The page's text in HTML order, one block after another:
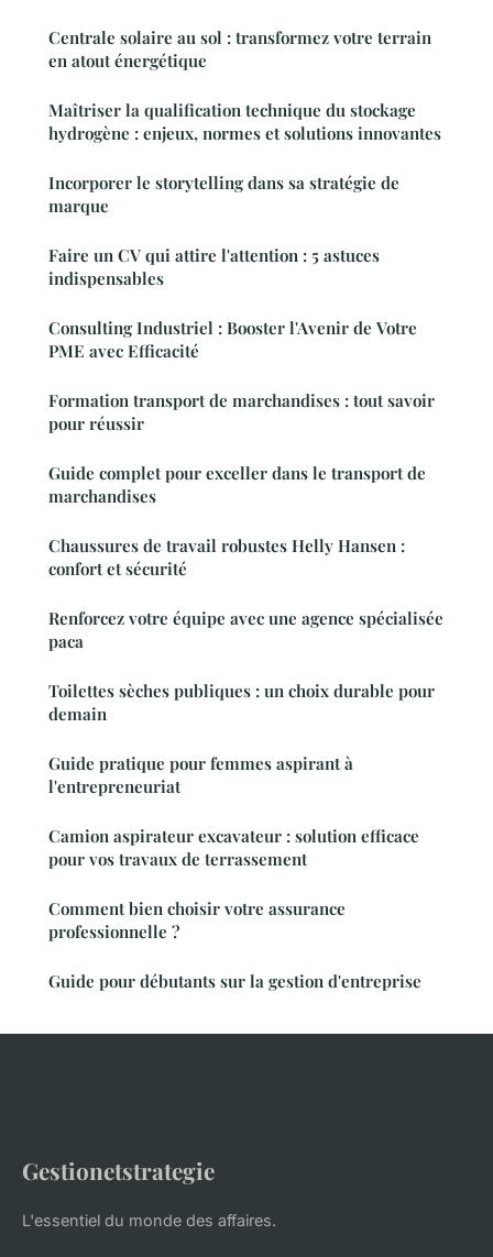
Centrale solaire au sol : transformez votre terrain
en atout énergétique
Maîtriser la qualification technique du stockage
hydrogène : enjeux, normes et solutions innovantes
Incorporer le storytelling dans sa stratégie de
marque
Faire un CV qui attire l'attention : 5 astuces
indispensables
Consulting Industriel : Booster l'Avenir de Votre
PME avec Efficacité
Formation transport de marchandises : tout savoir
pour réussir
Guide complet pour exceller dans le transport de
marchandises
Chaussures de travail robustes Helly Hansen :
confort et sécurité
Renforcez votre équipe avec une agence spécialisée
paca
Toilettes sèches publiques : un choix durable pour
demain
Guide pratique pour femmes aspirant à
l'entrepreneuriat
Camion aspirateur excavateur : solution efficace
pour vos travaux de terrassement
Comment bien choisir votre assurance
professionnelle ?
Guide pour débutants sur la gestion d'entreprise
Gestionetstrategie
L'essentiel du monde des affaires.